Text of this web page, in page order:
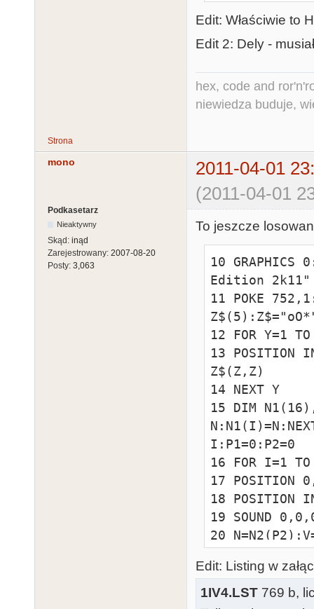
23 GOTO 16
100 GOTO
,120
0,215,241
Edit: Właściwie to
Edit 2: Dely -
hex, code and
niewiedza buduje,
Strona
mono
2011-04-01
(2011-04-01
Podkasetarz
Nieaktywny
Skąd: inąd
Zarejestrowany: 2007-08-20
Posty: 3,063
To jeszcze
10
Edition 2k11"
11 POKE
12 FOR Y=1
13 POSITION
Z$(Z,Z)
14 NEXT Y
15 DIM
I:P1=0:P2=0
16 FOR I=1
17 POSITION
18 POSITION
19 SOUND
20
22 P1=P1+1:IF
P2=0
Edit: Listing w
1IV4.LST 769 b,